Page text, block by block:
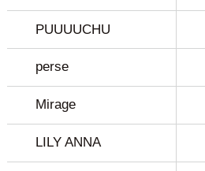
PUUUUCHU
perse
Mirage
LILY ANNA